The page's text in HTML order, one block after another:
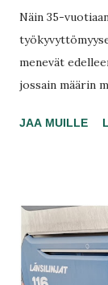
Näin 35-
menevät
jossain määrin
näiden
korjaa
JAA MUILLE